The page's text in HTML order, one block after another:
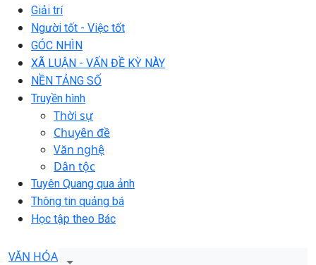
Giải trí
Người tốt - Việc tốt
GÓC NHÌN
XÃ LUẬN - VẤN ĐỀ KỲ NÀY
NỀN TẢNG SỐ
Truyền hình
Thời sự
Chuyên đề
Văn nghệ
Dân tộc
Tuyên Quang qua ảnh
Thông tin quảng bá
Học tập theo Bác
VĂN HÓA